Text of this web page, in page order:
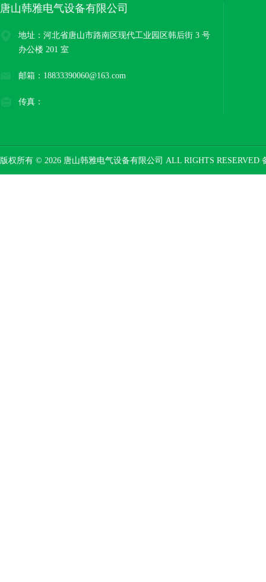
唐山韩雅电气设备有限公司
地址：河北省唐山市路南区现代工业园区韩后街 3 号
办公楼 201 室
邮箱：18833390060@163.com
传真：
版权所有 © 2026 唐山韩雅电气设备有限公司 ALL RIGHTS RESERVED